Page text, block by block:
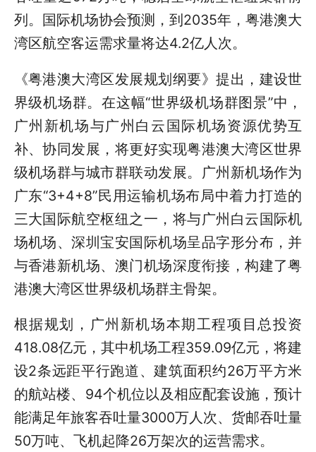
列。国际机场协会预测，到2035年，粤港澳大
湾区航空客运需求量将达4.2亿人次。
《粤港澳大湾区发展规划纲要》提出，建设世
界级机场群。在这幅“世界级机场群图景”中，
广州新机场与广州白云国际机场资源优势互
补、协同发展，将更好实现粤港澳大湾区世界
级机场群与城市群联动发展。广州新机场作为
广东“3+4+8”民用运输机场布局中着力打造的
三大国际航空枢纽之一，将与广州白云国际机
场机场、深圳宝安国际机场呈品字形分布，并
与香港新机场、澳门机场深度衔接，构建了粤
港澳大湾区世界级机场群主骨架。
根据规划，广州新机场本期工程项目总投资
418.08亿元，其中机场工程359.09亿元，将建
设2条远距平行跑道、建筑面积约26万平方米
的航站楼、94个机位以及相应配套设施，预计
能满足年旅客吞吐量3000万人次、货邮吞吐量
50万吨、飞机起降26万架次的运营需求。